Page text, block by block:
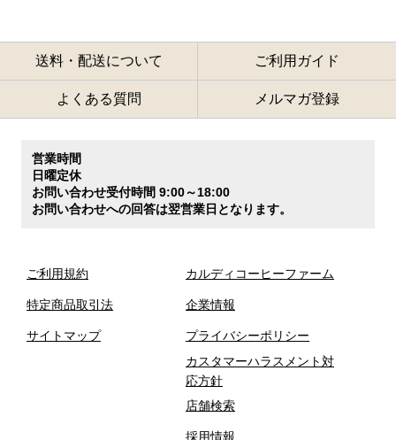
送料・配送について ご利用ガイド
よくある質問 メルマガ登録
営業時間
日曜定休
お問い合わせ受付時間 9:00～18:00
お問い合わせへの回答は翌営業日となります。
ご利用規約
特定商品取引法
サイトマップ
カルディコーヒーファーム
企業情報
プライバシーポリシー
カスタマーハラスメント対
応方針
店舗検索
採用情報